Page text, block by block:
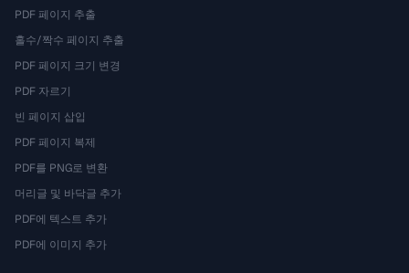
PDF 페이지 추출
홀수/짝수 페이지 추출
PDF 페이지 크기 변경
PDF 자르기
빈 페이지 삽입
PDF 페이지 복제
PDF를 PNG로 변환
머리글 및 바닥글 추가
PDF에 텍스트 추가
PDF에 이미지 추가